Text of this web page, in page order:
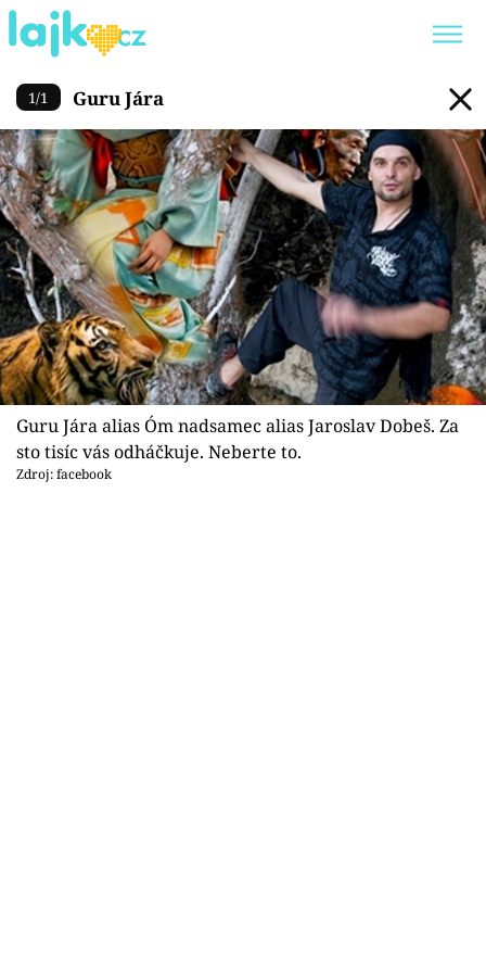
Trendy: KARLOS VÉMOLA
SHOPAHOLICADEL
CLASH OF THE STARS
Témata
Showbyznys
Youtubeři
Virály
Sex a vztahy
Guru Jára
1/1 Guru Jára
Guru Jára alias Óm nadsamec alias Jaroslav Dobeš. Za
sto tisíc vás odháčkuje. Neberte to.
Zdroj: facebook